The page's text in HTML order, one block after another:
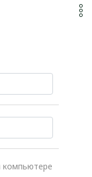
компьютере